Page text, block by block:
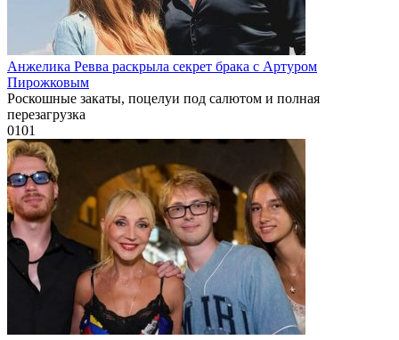
Анжелика Ревва раскрыла секрет брака с Артуром
Пирожковым
Роскошные закаты, поцелуи под салютом и полная
перезагрузка
0101